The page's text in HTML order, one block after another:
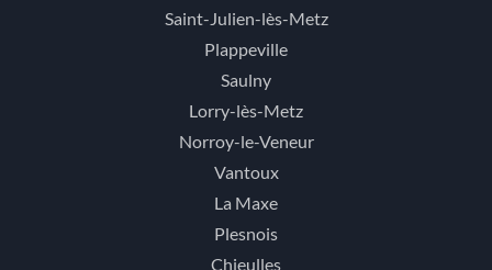
Saint-Julien-lès-Metz
Plappeville
Saulny
Lorry-lès-Metz
Norroy-le-Veneur
Vantoux
La Maxe
Plesnois
Chieulles